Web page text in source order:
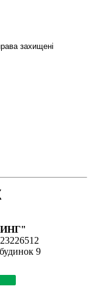
захищені
9